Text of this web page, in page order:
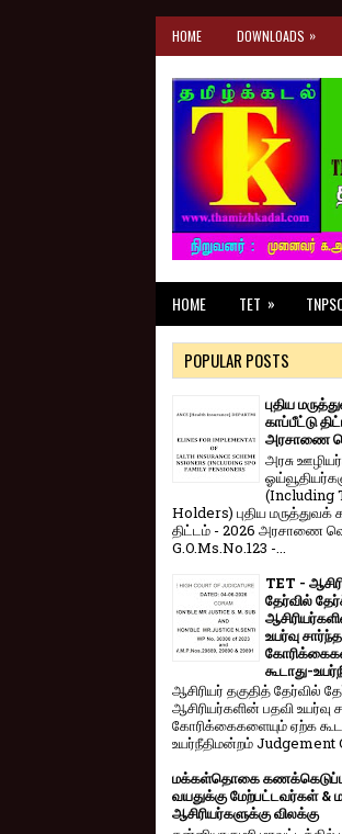
HOME DOWNLOADS »
HOME TET »
POPULAR POSTS
புதிய
காப்பீட்டு
அரசாணை
அரசு
(Including
Holders) புதிய மருத்துவக்
திட்டம் - 2026 அரசாணை
G.O.Ms.No.123 -...
TET -
தேர்வில்
உயர்வு
கூடாது-
ஆசிரியர் தகுதித் தேர்வில்
ஆசிரியர்களின் பதவி உயர்வு
கோரிக்கைகளையும் ஏற்க
உயர்நீதிமன்றம் Judgement
மக்கள்தொகை
வயதுக்கு மேற்பட்டவர்கள் &
ஆசிரியர்களுக்கு விலக்கு